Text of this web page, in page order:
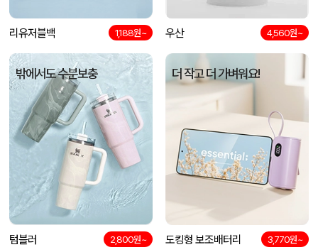
리유저블백 1,188원~ 우산 4,560원~
밖에서도 수분보충
텀블러 2,800원~
더 작고 더 가벼워요!
도킹형 보조배터리 3,770원~